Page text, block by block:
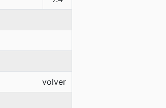
volver